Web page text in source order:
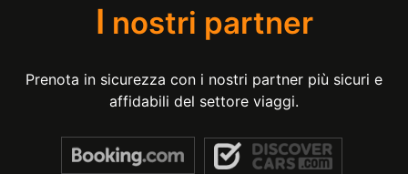
I nostri partner
Prenota in sicurezza con i nostri partner più sicuri e
affidabili del settore viaggi.